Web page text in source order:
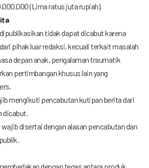
(Lima ratus juta rupiah).
tidak dapat dicabut karena
pihak luar redaksi, kecuali terkait masalah
depan anak, pengalaman traumatik
pertimbangan khusus lain yang
mengikuti pencabutan kutipan berita dari
dicabut.
disertai dengan alasan pencabutan dan